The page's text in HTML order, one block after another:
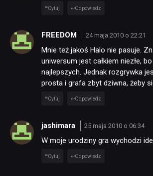
Cytuj Odpowiedz
FREEDOM 24 maja 2010 o 22:21
Mnie też jakoś Halo nie pasuje.
uniwersum jest całkiem niezłe,
najlepszych. Jednak rozgrywka
prosta i grafa zbyt dziwna, żeby
Cytuj Odpowiedz
jashimara 25 maja 2010 o 06:34
W moje urodziny gra wychodzi
Cytuj Odpowiedz